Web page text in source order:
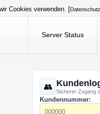
Cookies verwenden. [
Server Status
Sicherer Zugang
Kundennummer: